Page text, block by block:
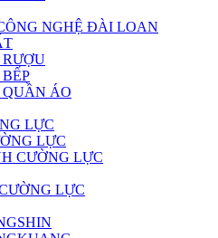
NGHỆ ĐÀI LOAN
ÁO
LỰC
LỰC
CƯỜNG LỰC
LỰC